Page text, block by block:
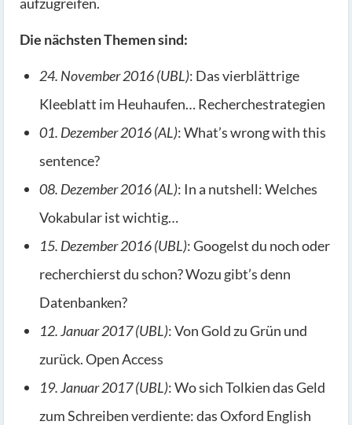
Die nächsten Themen sind:
24. November 2016 (UBL): Das vierblättrige
Kleeblatt im Heuhaufen… Recherchestrategien
01. Dezember 2016 (AL): What’s wrong with this
sentence?
08. Dezember 2016 (AL): In a nutshell: Welches
Vokabular ist wichtig…
15. Dezember 2016 (UBL): Googelst du noch oder
recherchierst du schon? Wozu gibt’s denn
Datenbanken?
12. Januar 2017 (UBL): Von Gold zu Grün und
zurück. Open Access
19. Januar 2017 (UBL): Wo sich Tolkien das Geld
zum Schreiben verdiente: das Oxford English